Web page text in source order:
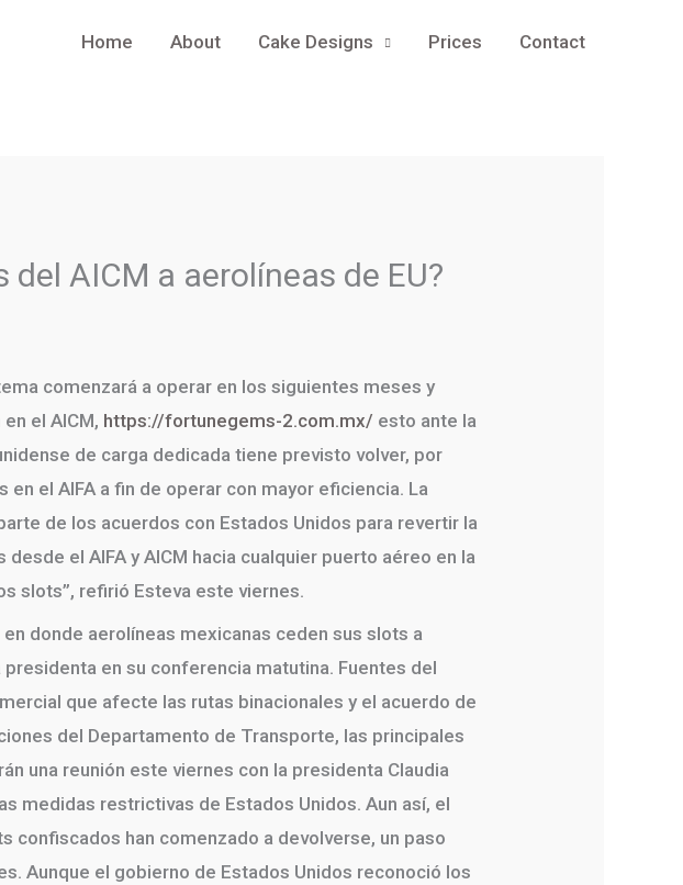
Home About Cake Designs Prices Contact
AICM a aerolíneas de EU?
comenzará a operar en los siguientes meses y
el AICM, https://fortunegems-2.com.mx/ esto ante la
de carga dedicada tiene previsto volver, por
el AIFA a fin de operar con mayor eficiencia. La
de los acuerdos con Estados Unidos para revertir la
el AIFA y AICM hacia cualquier puerto aéreo en la
slots”, refirió Esteva este viernes.
donde aerolíneas mexicanas ceden sus slots a
en su conferencia matutina. Fuentes del
que afecte las rutas binacionales y el acuerdo de
del Departamento de Transporte, las principales
una reunión este viernes con la presidenta Claudia
medidas restrictivas de Estados Unidos. Aun así, el
confiscados han comenzado a devolverse, un paso
Aunque el gobierno de Estados Unidos reconoció los